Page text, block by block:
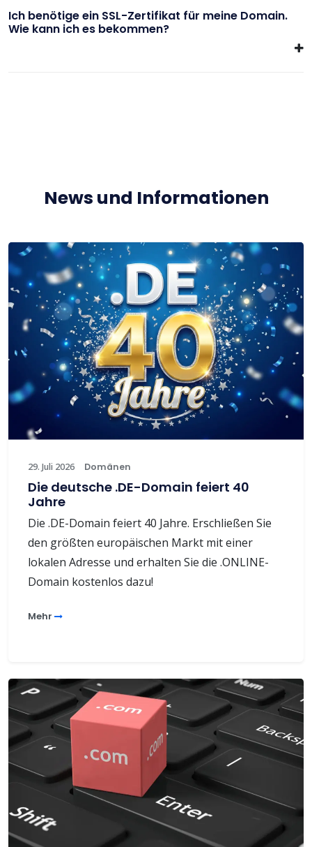
Ich benötige ein SSL-Zertifikat für meine Domain.
Wie kann ich es bekommen?
News und Informationen
29. Juli 2026 Domänen
Die deutsche .DE-Domain feiert 40
Jahre
Die .DE-Domain feiert 40 Jahre. Erschließen Sie
den größten europäischen Markt mit einer
lokalen Adresse und erhalten Sie die .ONLINE-
Domain kostenlos dazu!
Mehr